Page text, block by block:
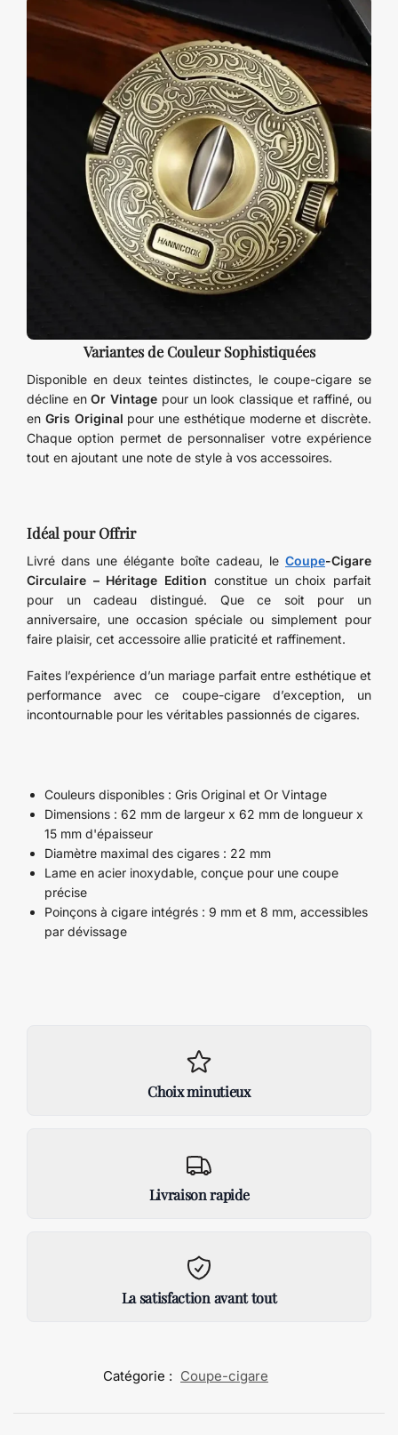
Variantes de Couleur Sophistiquées
Disponible en deux teintes distinctes, le coupe-cigare se
décline enOr Vintage pour un look classique et raffiné, ou
en Gris Original pour une esthétique moderne et discrète.
Chaque option permet de personnaliser votre expérience
tout en ajoutant une note de style à vos accessoires.
Idéal pour Offrir
Livré dans une élégante boîte cadeau, le Coupe-Cigare
Circulaire – Héritage Edition constitue un choix parfait
pour un cadeau distingué. Que ce soit pour un
anniversaire, une occasion spéciale ou simplement pour
faire plaisir, cet accessoire allie praticité et raffinement.
Faites l’expérience d’un mariage parfait entre esthétique et
performance avec ce coupe-cigare d’exception, un
incontournable pour les véritables passionnés de cigares.
Couleurs disponibles : Gris Original et Or Vintage
Dimensions : 62 mm de largeur x 62 mm de longueur x
15 mm d'épaisseur
Diamètre maximal des cigares : 22 mm
Lame en acier inoxydable, conçue pour une coupe
précise
Poinçons à cigare intégrés : 9 mm et 8 mm, accessibles
par dévissage
Choix minutieux
Livraison rapide
La satisfaction avant tout
Catégorie : Coupe-cigare